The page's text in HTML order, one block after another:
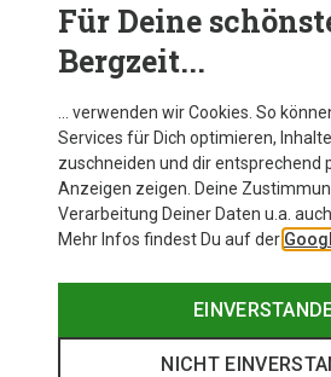
Für Deine
Bergzeit...
… verwenden wir Cookies. So
Services für Dich optimieren,
zuschneiden und dir entsprechend
Anzeigen zeigen. Deine
Verarbeitung Deiner Daten u.a.
Mehr Infos findest Du auf der
NICHT